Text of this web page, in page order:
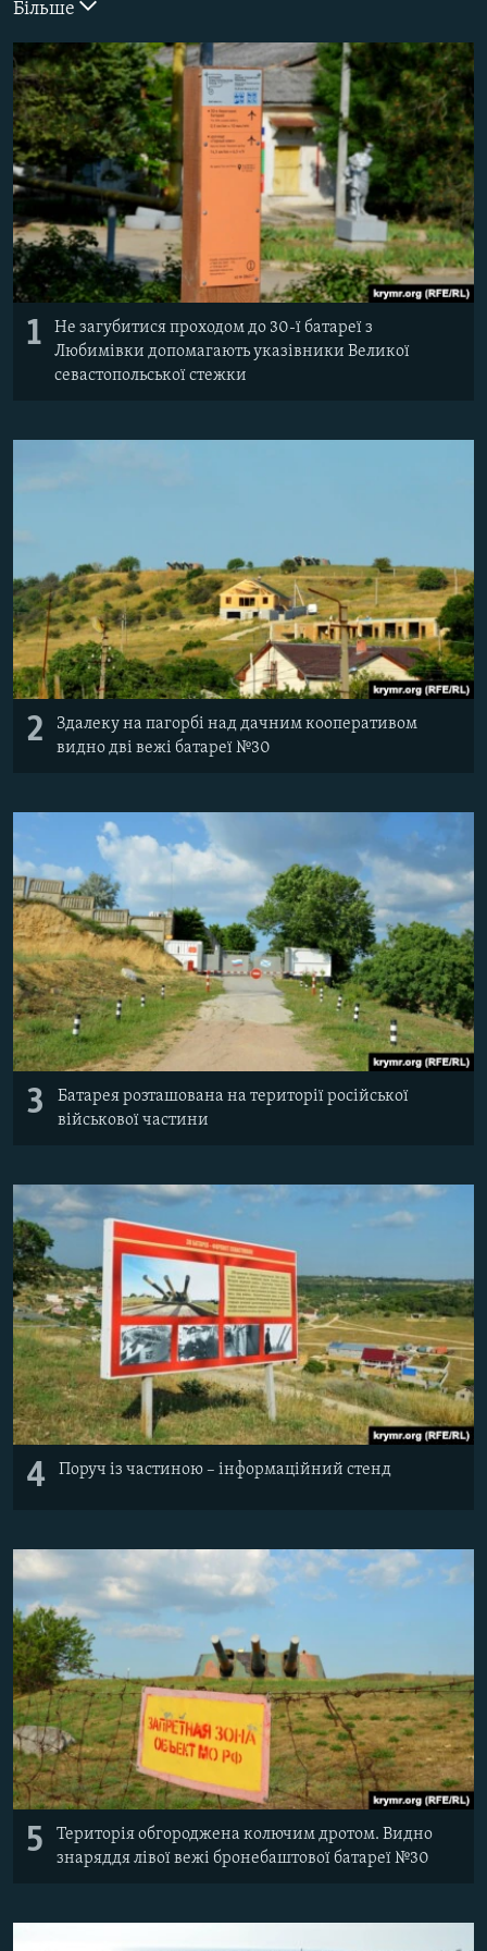
СВІДЧЕННЯ ОКУПАЦІЇ
УКРАЇНСЬКА ПРОБЛЕМА КРИМУ
ІНФОГРАФІКА
Русский
Qırımtatar
ДОЛУЧАЙСЯ!
Усі сайти RFE/RL
Більше
1
Не загубитися проходом до 30-ї батареї з
Любимівки допомагають указівники Великої
севастопольської стежки
2
Здалеку на пагорбі над дачним кооперативом
видно дві вежі батареї №30
3
Батарея розташована на території російської
військової частини
4 Поруч із частиною – інформаційний стенд
5
Територія обгороджена колючим дротом. Видно
знаряддя лівої вежі бронебаштової батареї №30